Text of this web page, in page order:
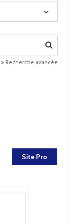
Recherche avancée
Site Pro